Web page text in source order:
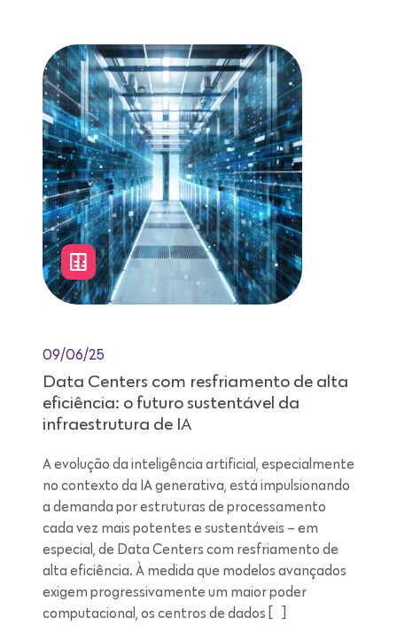
09/06/25
Data Centers com resfriamento de alta
eficiência: o futuro sustentável da
infraestrutura de IA
A evolução da inteligência artificial, especialmente
no contexto da IA generativa, está impulsionando
a demanda por estruturas de processamento
cada vez mais potentes e sustentáveis – em
especial, de Data Centers com resfriamento de
alta eficiência. À medida que modelos avançados
exigem progressivamente um maior poder
computacional, os centros de dados […]